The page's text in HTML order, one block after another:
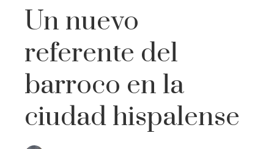
Un nuevo
referente del
barroco en la
ciudad hispalense